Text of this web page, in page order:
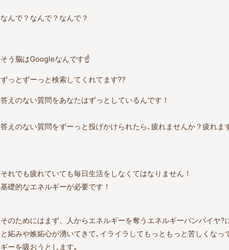
なんで？なんで？なんで？
そう脳はGoogleなんです☝️
ずっとずーっと検索してくれてます?‍?
答えのない質問をあなたはずっとしているんです！
答えのない質問をずーっと投げかけられたら､疲れませんか？疲れま
それでも疲れていても毎日生活をしなくてはなりません！
基礎的なエネルギーが必要です！
そのためにはまず、人からエネルギーを奪うエネルギーバンパイヤ?
と妬みや嫉妬心が湧いてきて､イライラしてもっともっと苦しくな
ギーを吸おうとします｡